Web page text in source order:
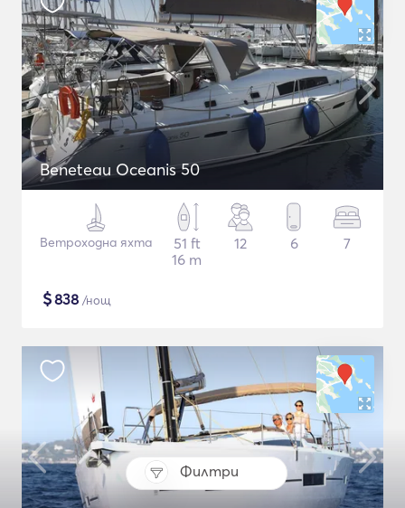
Филтри
Beneteau Oceanis 50
Ветроходна яхта
51 ft
16 m
12 6 7
$838 /нощ